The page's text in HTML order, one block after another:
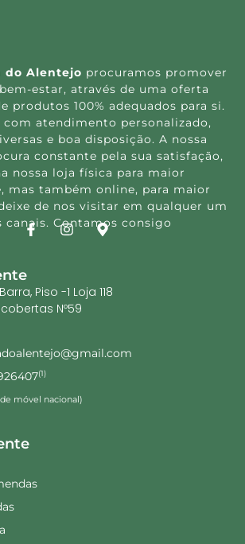
do Alentejo procuramos promover
estar, através de uma oferta
produtos 100% adequados para si.
com atendimento personalizado,
e boa disposição. A nossa
constante pela sua satisfação,
nossa loja física para maior
mas também online, para maior
de nos visitar em qualquer um
canais. Contamos consigo
Piso -1 Loja 118
Nº59
(1)
móvel nacional)